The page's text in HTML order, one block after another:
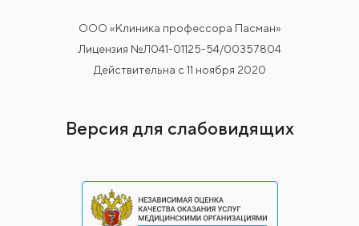
ООО «Клиника профессора Пасман»
Лицензия №Л041-01125-54/00357804
Действительна с 11 ноября 2020
Версия для слабовидящих